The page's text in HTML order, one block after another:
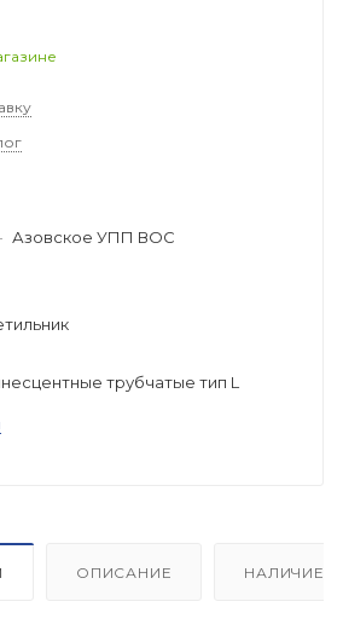
Азовское УПП ВОС
трубчатые тип L
ОПИСАНИЕ НАЛИЧИЕ